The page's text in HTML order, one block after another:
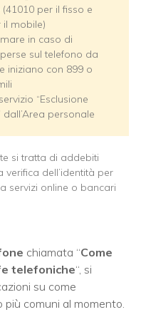
per il fisso e
il mobile)
in caso di
sul telefono da
iniziano con 899 o
“Esclusione
dall’Area personale
si tratta di addebiti
verifica dell’identità per
servizi online o bancari
chiamata “Come
telefoniche“, si
su come
comuni al momento.